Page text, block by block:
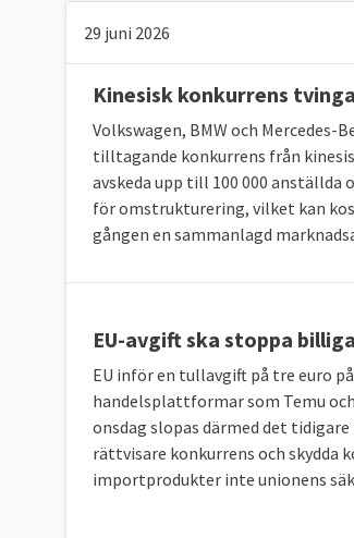
Kinas investeringar i EU
avancerad spetsteknologi
världsledande nation.
Investeringarna kan också
Genom att investera i
politiskt inflytande över EU-
därför att ha egna dialoger
och EU-länder från östra
5. Vad är EU och Kina
29 juni 2026
Kinesisk konkurrens
Volkswagen, BMW och
tilltagande konkurrens från
avskeda upp till 100 000 anställda
för omstrukturering, vilket kan
gången en sammanlagd
EU-avgift ska stoppa
EU inför en tullavgift på tre euro
handelsplattformar som Temu
onsdag slopas därmed det
rättvisare konkurrens och skydda
importprodukter inte unionens